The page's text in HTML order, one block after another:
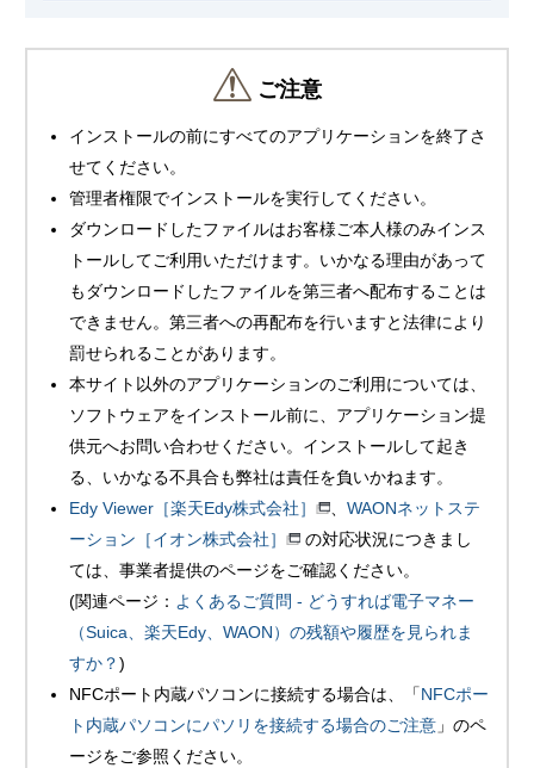
ご注意
インストールの前にすべてのアプリケーションを終了さ
せてください。
管理者権限でインストールを実行してください。
ダウンロードしたファイルはお客様ご本人様のみインス
トールしてご利用いただけます。いかなる理由があって
もダウンロードしたファイルを第三者へ配布することは
できません。第三者への再配布を行いますと法律により
罰せられることがあります。
本サイト以外のアプリケーションのご利用については、
ソフトウェアをインストール前に、アプリケーション提
供元へお問い合わせください。インストールして起き
る、いかなる不具合も弊社は責任を負いかねます。
Edy Viewer［楽天Edy株式会社］
、WAONネットステ
ーション［イオン株式会社］
の対応状況につきまし
ては、事業者提供のページをご確認ください。
(関連ページ： よくあるご質問 - どうすれば電子マネー
（Suica、楽天Edy、WAON）の残額や履歴を見られま
すか？)
NFCポート内蔵パソコンに接続する場合は、「NFCポー
ト内蔵パソコンにパソリを接続する場合のご注意 」のペ
ージをご参照ください。